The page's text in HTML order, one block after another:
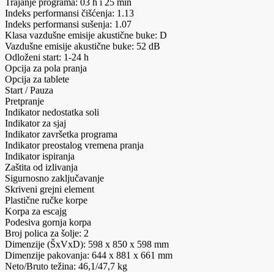
Indeks performansi čišćenja: 1.13
Indeks performansi sušenja: 1.07
Klasa vazdušne emisije akustične buke: D
Vazdušne emisije akustične buke: 52 dB
Odloženi start: 1-24 h
Opcija za pola pranja
Opcija za tablete
Start / Pauza
Pretpranje
Indikator nedostatka soli
Indikator za sjaj
Indikator završetka programa
Indikator preostalog vremena pranja
Indikator ispiranja
Zaštita od izlivanja
Sigurnosno zaključavanje
Skriveni grejni element
Plastične ručke korpe
Korpa za escajg
Podesiva gornja korpa
Broj polica za šolje: 2
Dimenzije (ŠxVxD): 598 x 850 x 598 mm
Dimenzije pakovanja: 644 x 881 x 661 mm
Neto/Bruto težina: 46,1/47,7 kg